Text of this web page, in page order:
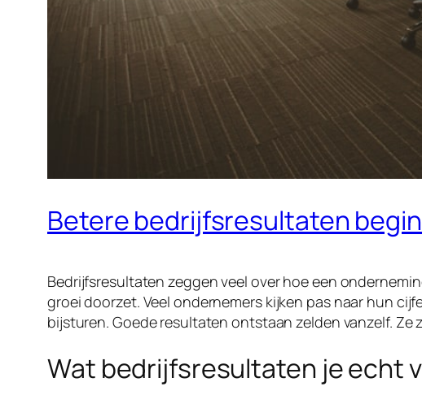
Betere bedrijfsresultaten
Bedrijfsresultaten zeggen veel over hoe een
groei doorzet. Veel ondernemers kijken pas naar hun
bijsturen. Goede resultaten ontstaan zelden vanzelf.
Wat bedrijfsresultaten je echt